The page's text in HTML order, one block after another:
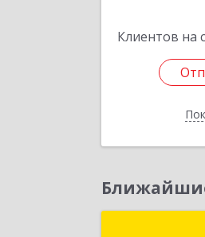
Клиентов на